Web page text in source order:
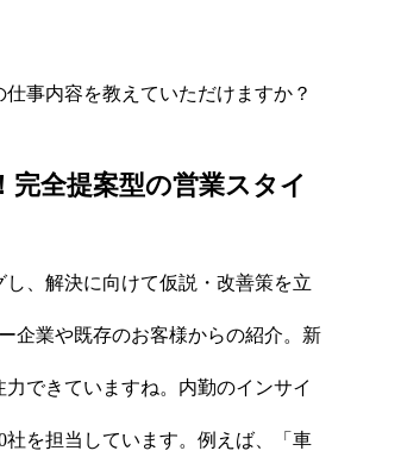
事内容を教えていただけますか？
完全提案型の営業スタイ
、解決に向けて仮説・改善策を立
企業や既存のお客様からの紹介。新
できていますね。内勤のインサイ
を担当しています。例えば、「車